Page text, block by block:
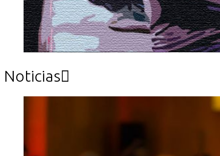
Noticias